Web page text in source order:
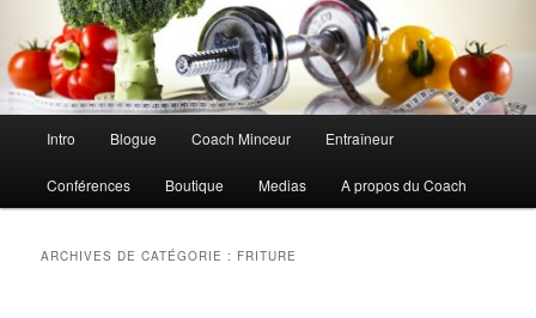
principal
Intro Blogue Coach Minceur Entraîneur
Conférences Boutique Medias A propos du Coach
ARCHIVES DE CATÉGORIE : FRITURE